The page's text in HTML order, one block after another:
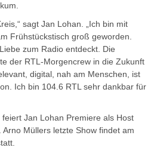
sagt Jan Lohan. „Ich bin mit
Frühstückstisch groß geworden.
zum Radio entdeckt. Die
der RTL-Morgencrew in die Zukunft
digital, nah am Menschen, ist
Ich bin 104.6 RTL sehr dankbar für
Jan Lohan Premiere als Host
Müllers letzte Show findet am